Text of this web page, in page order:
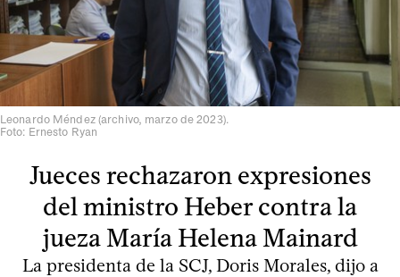
Leonardo Méndez (archivo, marzo de 2023).
Foto: Ernesto Ryan
Jueces rechazaron expresiones
del ministro Heber contra la
jueza María Helena Mainard
La presidenta de la SCJ, Doris Morales, dijo a